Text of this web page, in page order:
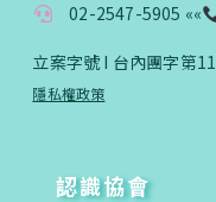
02-2547-5905 ««
立案字號 I 台內團字第
隱私權政策
認識協會